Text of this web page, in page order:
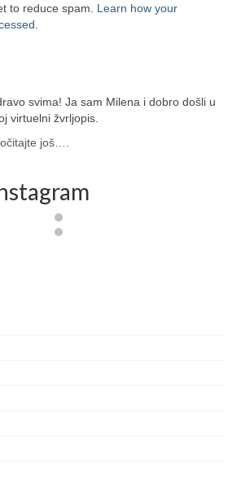
to reduce spam. Learn how your
.
svima! Ja sam Milena i dobro došli u
virtuelni žvrljopis.
još….